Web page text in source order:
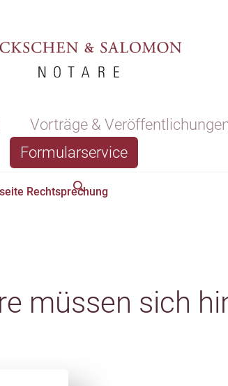
Vorträge &
Formularservice
Rechtsprechung
müssen sich